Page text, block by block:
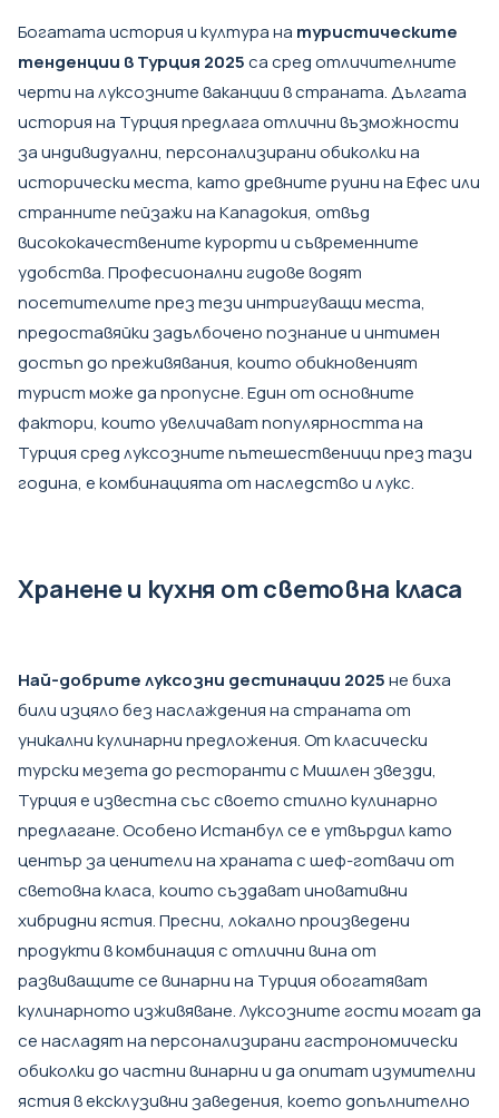
Богатата история и култура на туристическите
тенденции в Турция 2025са сред отличителните
черти на луксозните ваканции в страната. Дългата
история на Турция предлага отлични възможности
за индивидуални, персонализирани обиколки на
исторически места, като древните руини на Ефес или
странните пейзажи на Кападокия, отвъд
висококачествените курорти и съвременните
удобства. Професионални гидове водят
посетителите през тези интригуващи места,
предоставяйки задълбочено познание и интимен
достъп до преживявания, които обикновеният
турист може да пропусне. Един от основните
фактори, които увеличават популярността на
Турция сред луксозните пътешественици през тази
година, е комбинацията от наследство и лукс.
Хранене и кухня от световна класа
Най-добрите луксозни дестинации 2025не биха
били изцяло без наслаждения на страната от
уникални кулинарни предложения. От класически
турски мезета до ресторанти с Мишлен звезди,
Турция е известна със своето стилно кулинарно
предлагане. Особено Истанбул се е утвърдил като
център за ценители на храната с шеф-готвачи от
световна класа, които създават иновативни
хибридни ястия. Пресни, локално произведени
продукти в комбинация с отлични вина от
развиващите се винарни на Турция обогатяват
кулинарното изживяване. Луксозните гости могат да
се насладят на персонализирани гастрономически
обиколки до частни винарни и да опитат изумителни
ястия в ексклузивни заведения, което допълнително